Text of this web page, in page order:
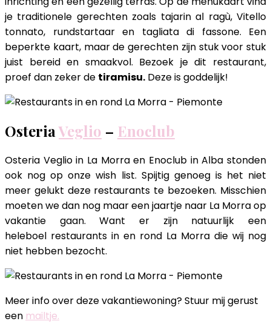
je traditionele gerechten zoals tajarin al ragù, Vitello
tonnato, rundstartaar en tagliata di fassone. Een
beperkte kaart, maar de gerechten zijn stuk voor stuk
juist bereid en smaakvol. Bezoek je dit restaurant,
proef dan zeker de tiramisu. Deze is goddelijk!
OsteriaVeglio – Enoclub
Osteria Veglio in La Morra en Enoclub in Alba stonden
ook nog op onze wish list. Spijtig genoeg is het niet
meer gelukt deze restaurants te bezoeken. Misschien
moeten we dan nog maar een jaartje naar La Morra op
vakantie gaan. Want er zijn natuurlijk een
heleboel restaurants in en rond La Morra die wij nog
niet hebben bezocht.
Meer info over deze vakantiewoning? Stuur mij gerust
een mailtje.